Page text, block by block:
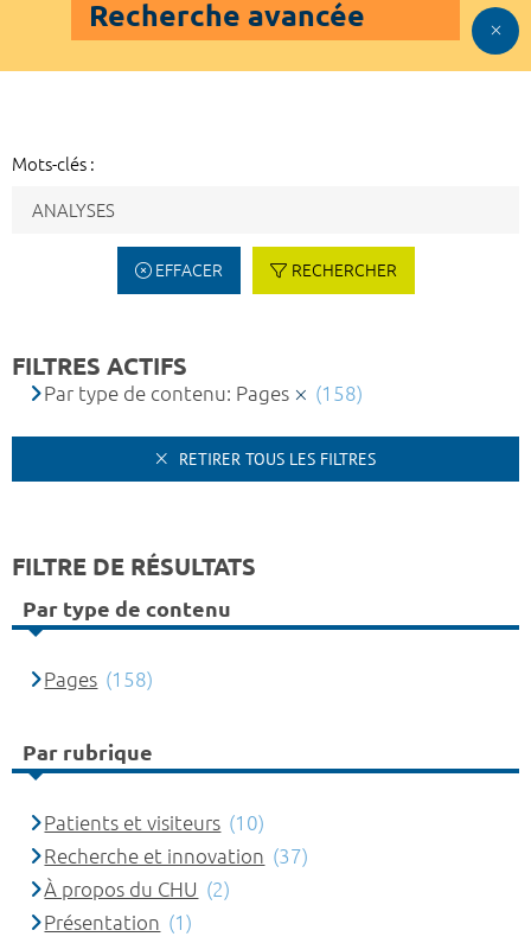
Recherche avancée
Mots-clés :
EFFACER RECHERCHER
FILTRES ACTIFS
Par type de contenu: Pages (158)
RETIRER TOUS LES FILTRES
FILTRE DE RÉSULTATS
Par type de contenu
Pages (158)
Par rubrique
Patients et visiteurs (10)
Recherche et innovation (37)
À propos du CHU (2)
Présentation (1)